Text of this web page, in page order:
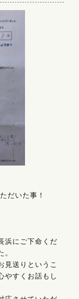
だいた事！
浜にご下命くだ
見送りというこ
やすくお話もし